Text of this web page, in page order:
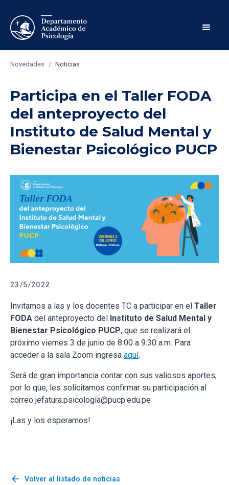
Novedades / Noticias
Participa en el Taller FODA
del anteproyecto del
Instituto de Salud Mental y
Bienestar Psicológico PUCP
23/5/2022
Invitamos a las y los docentes TC a participar en el Taller
FODA del anteproyecto del Instituto de Salud Mental y
Bienestar Psicológico PUCP, que se realizará el
próximo viernes 3 de junio de 8:00 a 9:30 a.m. Para
acceder a la sala Zoom ingresa aquí.
Será de gran importancia contar con sus valiosos aportes,
por lo que, les solicitamos confirmar su participación al
correo jefatura.psicología@pucp.edu.pe
¡Las y los esperamos!
arrow_back Volver al listado de noticias